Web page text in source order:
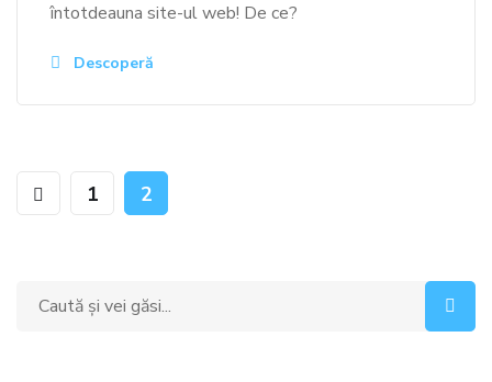
întotdeauna site-ul web! De ce?
Descoperă
1 2